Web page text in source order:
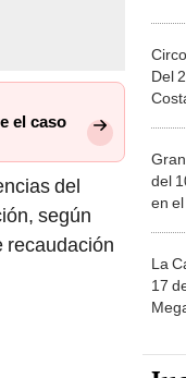
el caso
del
según
recaudación
Del
del
en
La
17